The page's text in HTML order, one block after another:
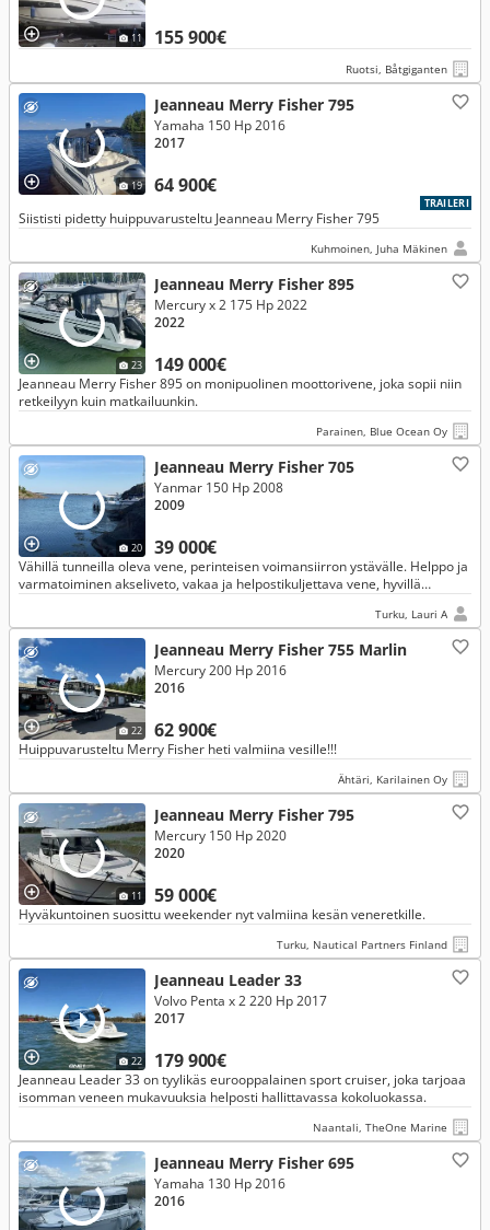
11 155 900€
Ruotsi, Båtgiganten
19
Jeanneau Merry Fisher 795
64 900€
Yamaha 150 Hp 2016
2017
TRAILERI
Siististi pidetty huippuvarusteltu Jeanneau Merry Fisher 795
Kuhmoinen, Juha Mäkinen
23
Jeanneau Merry Fisher 895
149 000€
Mercury x 2 175 Hp 2022
2022
Jeanneau Merry Fisher 895 on monipuolinen moottorivene, joka sopii niin
retkeilyyn kuin matkailuunkin.
Parainen, Blue Ocean Oy
20
Jeanneau Merry Fisher 705
39 000€
Yanmar 150 Hp 2008
2009
Vähillä tunneilla oleva vene, perinteisen voimansiirron ystävälle. Helppo ja
varmatoiminen akseliveto, vakaa ja helpostikuljettava vene, hyvillä
Turku, Lauri A
22
Jeanneau Merry Fisher 755 Marlin
62 900€
Mercury 200 Hp 2016
2016
Huippuvarusteltu Merry Fisher heti valmiina vesille!!!
Ähtäri, Karilainen Oy
11
Jeanneau Merry Fisher 795
59 000€
Mercury 150 Hp 2020
2020
Hyväkuntoinen suosittu weekender nyt valmiina kesän veneretkille.
Turku, Nautical Partners Finland
22
Jeanneau Leader 33
179 900€
Volvo Penta x 2 220 Hp 2017
2017
Jeanneau Leader 33 on tyylikäs eurooppalainen sport cruiser, joka tarjoaa
isomman veneen mukavuuksia helposti hallittavassa kokoluokassa.
Naantali, TheOne Marine
Jeanneau Merry Fisher 695
Yamaha 130 Hp 2016
2016